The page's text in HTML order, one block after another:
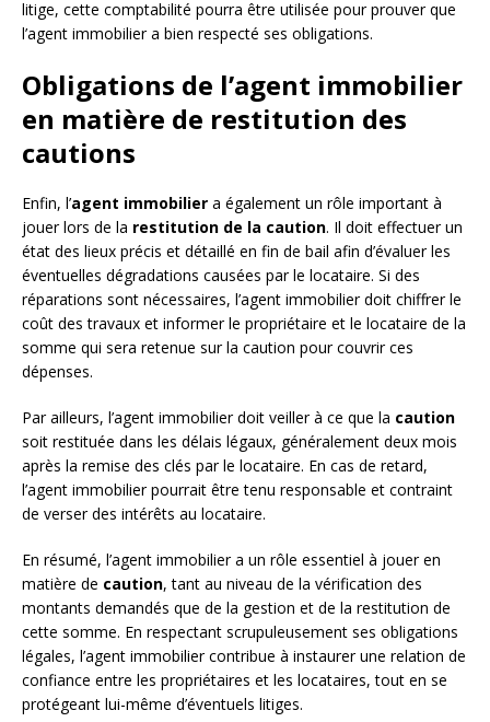
litige, cette comptabilité pourra être utilisée pour prouver que
l’agent immobilier a bien respecté ses obligations.
Obligations de l’agent immobilier
en matière de restitution des
cautions
Enfin, l’agent immobilier a également un rôle important à
jouer lors de la restitution de la caution. Il doit effectuer un
état des lieux précis et détaillé en fin de bail afin d’évaluer les
éventuelles dégradations causées par le locataire. Si des
réparations sont nécessaires, l’agent immobilier doit chiffrer le
coût des travaux et informer le propriétaire et le locataire de la
somme qui sera retenue sur la caution pour couvrir ces
dépenses.
Par ailleurs, l’agent immobilier doit veiller à ce que la caution
soit restituée dans les délais légaux, généralement deux mois
après la remise des clés par le locataire. En cas de retard,
l’agent immobilier pourrait être tenu responsable et contraint
de verser des intérêts au locataire.
En résumé, l’agent immobilier a un rôle essentiel à jouer en
matière de caution, tant au niveau de la vérification des
montants demandés que de la gestion et de la restitution de
cette somme. En respectant scrupuleusement ses obligations
légales, l’agent immobilier contribue à instaurer une relation de
confiance entre les propriétaires et les locataires, tout en se
protégeant lui-même d’éventuels litiges.